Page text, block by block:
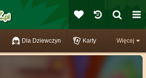
Więcej
Dla Dziewczyn Karty